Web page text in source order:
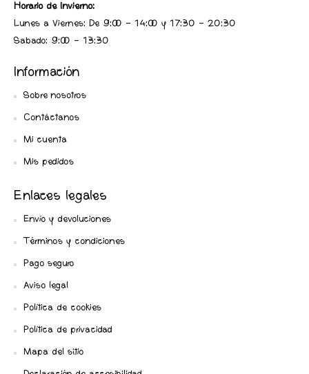
Horario de Invierno:
Lunes a Viernes: De 9:00 - 14:00 y 17:30 - 20:30
Sabado: 9:00 - 13:30
Información
Sobre nosotros
Contáctanos
Mi cuenta
Mis pedidos
Enlaces legales
Envío y devoluciones
Términos y condiciones
Pago seguro
Aviso legal
Política de cookies
Política de privacidad
Mapa del sitio